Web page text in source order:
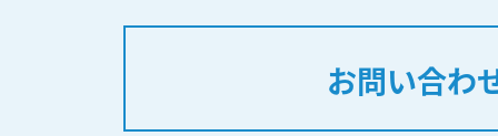
お問い合わ